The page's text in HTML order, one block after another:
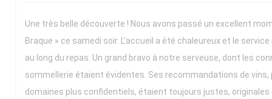
Une très belle découverte ! Nous avons passé un excellent
Braque » ce samedi soir. L’accueil a été chaleureux et le
au long du repas. Un grand bravo à notre serveuse, dont les
sommellerie étaient évidentes. Ses recommandations de
domaines plus confidentiels, étaient toujours justes,